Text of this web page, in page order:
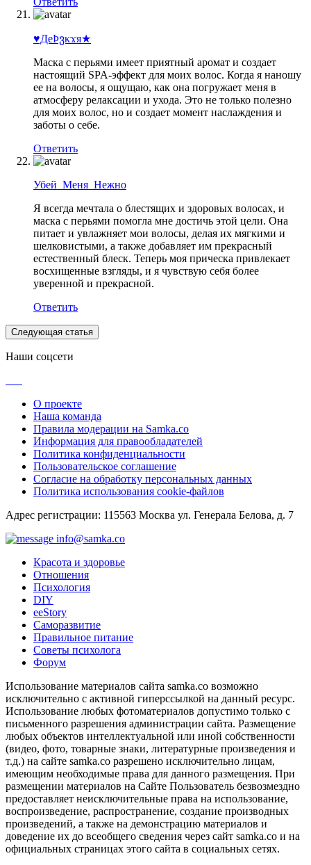
♥ДеϷვκϫя★
Маска с перьями имеет приятный аромат и создает
настоящий SPA-эффект для моих волос. Когда я наношу
ее на волосы, я ощущаю, как она погружает меня в
атмосферу релаксации и ухода. Это не только полезно
для моих волос, но и создает момент наслаждения и
заботы о себе.
Ответить
Убeй_Meня_Heжнo
Я всегда мечтала о блестящих и здоровых волосах, и
маска с перьями помогла мне достичь этой цели. Она
питает и увлажняет мои волосы, делая их мягкими и
шелковистыми, а также добавляет им прекрасный
естественный блеск. Теперь моя прическа привлекает
восхищенные взгляды, и я чувствую себя более
уверенной и прекрасной.
Ответить
Следующая статья
Наши соцсети
О проекте
Наша команда
Правила модерации на Samka.co
Информация для правообладателей
Политика конфиденциальности
Пользовательское соглашение
Согласие на обработку персональных данных
Политика использования cookie-файлов
Адрес регистрации: 115563 Москва ул. Генерала Белова, д. 7
info@samka.co
Красота и здоровье
Отношения
Психология
DIY
ееStory
Саморазвитие
Правильное питание
Советы психолога
Форум
Использование материалов сайта samka.co возможно
исключительно с активной гиперссылкой на данный ресурс.
Использование любых фотоматериалов допустимо только с
письменного разрешения администрации сайта. Размещение
любых объектов интеллектуальной или иной собственности
(видео, фото, товарные знаки, литературные произведения и
т.д.) на сайте samka.co разрешено исключительно лицам,
имеющим необходимые права для данного размещения. При
размещении материалов на Сайте Пользователь безвозмездно
предоставляет неисключительные права на использование,
воспроизведение, распространение, создание производных
произведений, а также на демонстрацию материалов и
доведение их до всеобщего сведения через сайт samka.co и на
официальных страницах этого сайта в социальных сетях.